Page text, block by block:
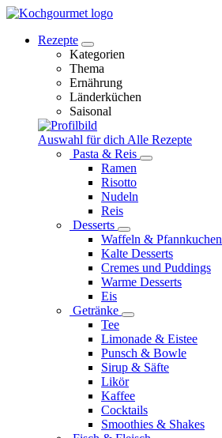
Rezepte
Kategorien
Thema
Ernährung
Länderküchen
Saisonal
Auswahl für dich Alle Rezepte
Pasta & Reis
Ramen
Risotto
Nudeln
Reis
Desserts
Waffeln & Pfannkuchen
Kalte Desserts
Cremes und Puddings
Warme Desserts
Eis
Getränke
Tee
Limonade & Eistee
Punsch & Bowle
Sirup & Säfte
Likör
Kaffee
Cocktails
Smoothies & Shakes